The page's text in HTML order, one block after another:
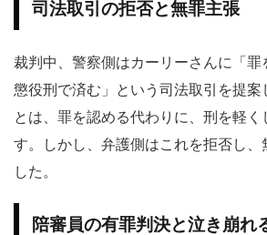
司法取引の拒否と無罪主張
裁判中、警察側はカーリーさんに「
懲役刑で済む」という司法取引を提案
とは、罪を認める代わりに、刑を軽
す。しかし、弁護側はこれを拒否し、
した。
陪審員の有罪判決と泣き崩れ